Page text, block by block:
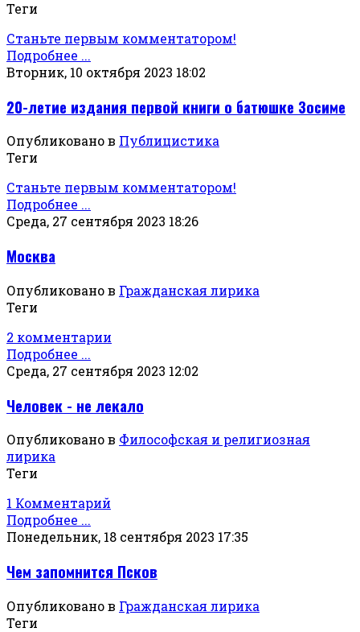
Теги
Станьте первым комментатором!
Подробнее ...
Вторник, 10 октября 2023 18:02
20-летие издания первой книги о батюшке Зосиме
Опубликовано в Публицистика
Теги
Станьте первым комментатором!
Подробнее ...
Среда, 27 сентября 2023 18:26
Москва
Опубликовано в Гражданская лирика
Теги
2 комментарии
Подробнее ...
Среда, 27 сентября 2023 12:02
Человек - не лекало
Опубликовано в Философская и религиозная
лирика
Теги
1 Комментарий
Подробнее ...
Понедельник, 18 сентября 2023 17:35
Чем запомнится Псков
Опубликовано в Гражданская лирика
Теги